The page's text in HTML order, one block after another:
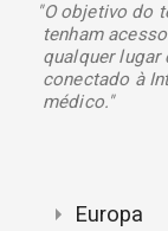
"O objetivo do
tenham
qualquer
conectado à
médico."
Europa